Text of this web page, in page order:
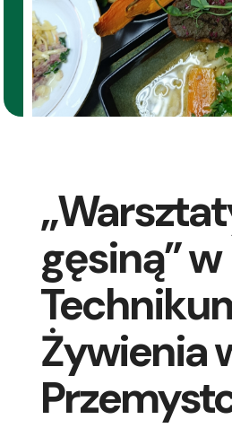
gęsiną” w
Żywienia